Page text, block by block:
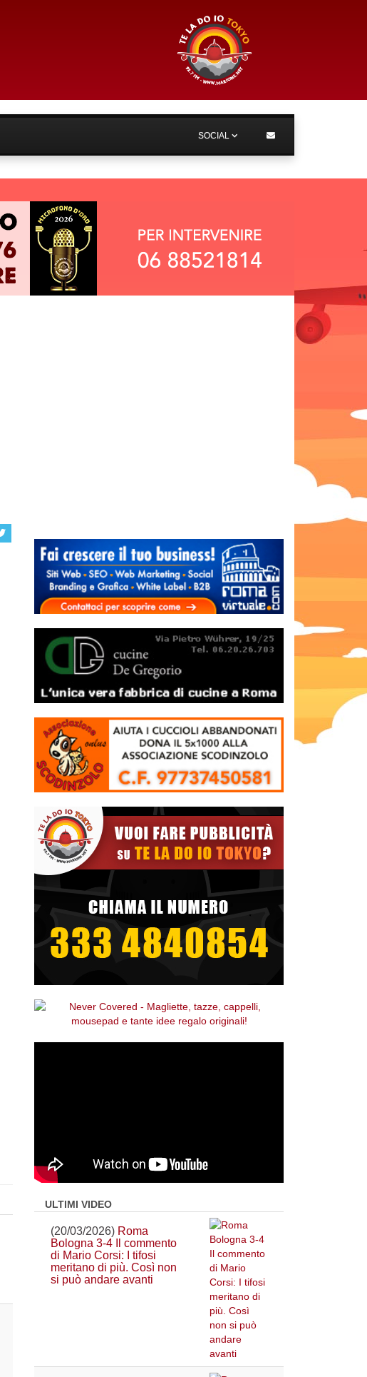
SOCIAL
ULTIMI VIDEO
(20/03/2026) Roma
Bologna 3-4 Il commento
di Mario Corsi: I tifosi
meritano di più. Così non
si può andare avanti